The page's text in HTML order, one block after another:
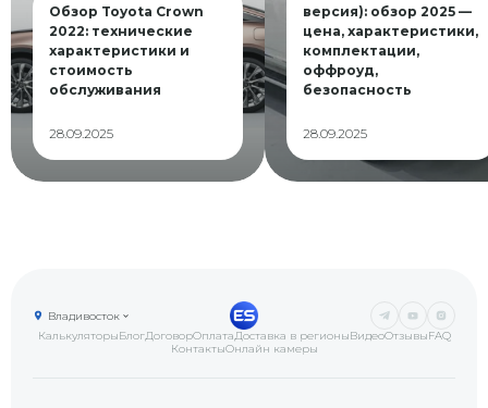
Обзор Toyota Crown
2022: технические
характеристики и
стоимость
обслуживания
28.09.2025
версия): обзор 2025 —
цена, характеристики,
комплектации,
оффроуд,
безопасность
28.09.2025
КалькуляторыБлогДоговорОплатаДоставка в регионыВидеоОтзывыFAQ
КонтактыОнлайн камеры
Владивосток